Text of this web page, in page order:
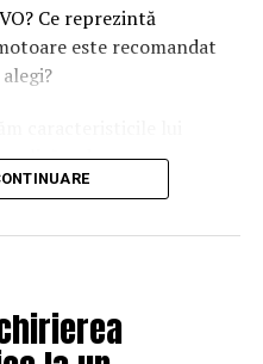
Ce reprezintă
este recomandat
de ce este
performante uleiuri de
de lubrifianți
la nivel internațional